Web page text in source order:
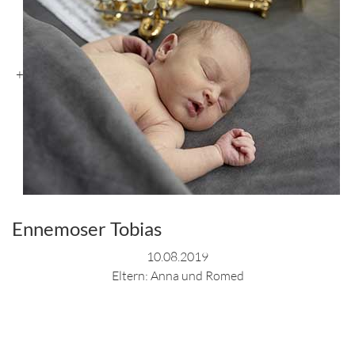
+
Ennemoser Tobias
10.08.2019
Eltern: Anna und Romed